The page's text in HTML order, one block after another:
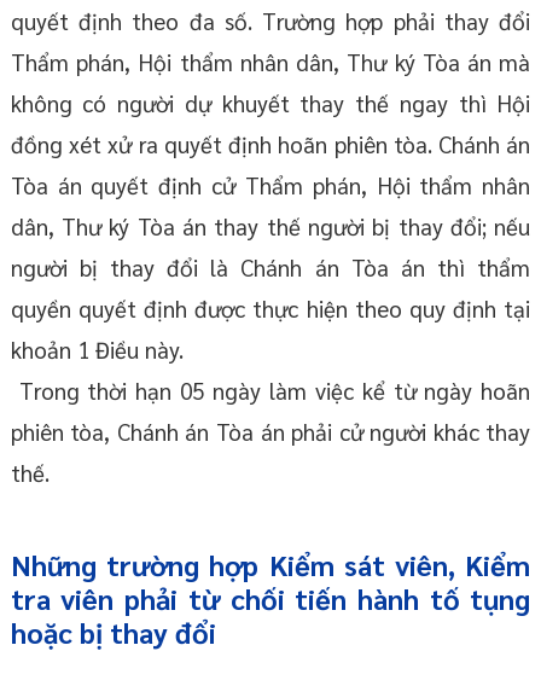
quyết định theo đa số. Trường hợp phải thay đổi
Thẩm phán, Hội thẩm nhân dân, Thư ký Tòa án mà
không có người dự khuyết thay thế ngay thì Hội
đồng xét xử ra quyết định hoãn phiên tòa. Chánh án
Tòa án quyết định cử Thẩm phán, Hội thẩm nhân
dân, Thư ký Tòa án thay thế người bị thay đổi; nếu
người bị thay đổi là Chánh án Tòa án thì thẩm
quyền quyết định được thực hiện theo quy định tại
khoản 1 Điều này.
Trong thời hạn 05 ngày làm việc kể từ ngày hoãn
phiên tòa, Chánh án Tòa án phải cử người khác thay
thế.
Những trường hợp Kiểm sát viên, Kiểm
tra viên phải từ chối tiến hành tố tụng
hoặc bị thay đổi